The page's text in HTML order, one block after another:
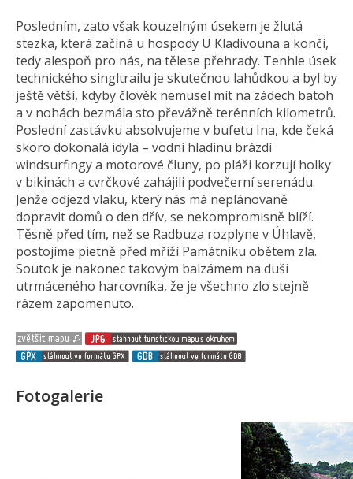
Posledním, zato však kouzelným úsekem je žlutá
stezka, která začíná u hospody U Kladivouna a končí,
tedy alespoň pro nás, na tělese přehrady. Tenhle úsek
technického singltrailu je skutečnou lahůdkou a byl by
ještě větší, kdyby člověk nemusel mít na zádech batoh
a v nohách bezmála sto převážně terénních kilometrů.
Poslední zastávku absolvujeme v bufetu Ina, kde čeká
skoro dokonalá idyla – vodní hladinu brázdí
windsurfingy a motorové čluny, po pláži korzují holky
v bikinách a cvrčkové zahájili podvečerní serenádu.
Jenže odjezd vlaku, který nás má neplánovaně
dopravit domů o den dřív, se nekompromisně blíží.
Těsně před tím, než se Radbuza rozplyne v Úhlavě,
postojíme pietně před mříží Památníku obětem zla.
Soutok je nakonec takovým balzámem na duši
utrmáceného harcovníka, že je všechno zlo stejně
rázem zapomenuto.
Fotogalerie